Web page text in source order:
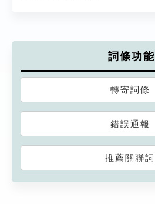
詞條功能
轉寄詞條
錯誤通報
推薦關聯詞